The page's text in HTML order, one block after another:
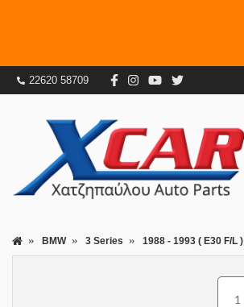
22620 58709
BMW 3 Series 1988 - 1993 ( E30 F/L )
1